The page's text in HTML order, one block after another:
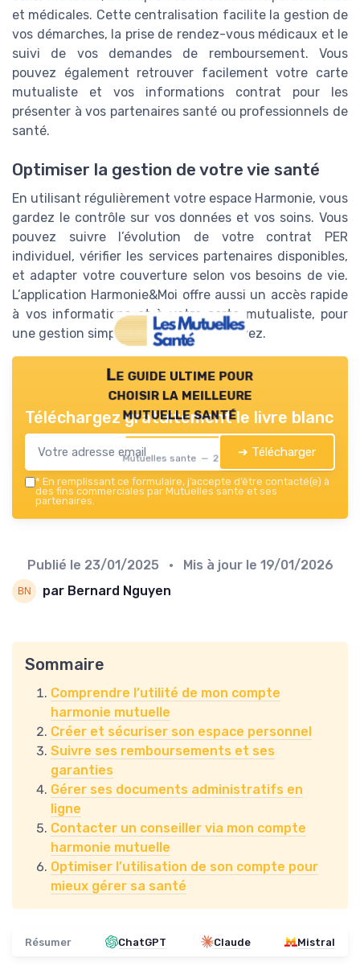
et médicales. Cette centralisation facilite la gestion de
vos démarches, la prise de rendez-vous médicaux et le
suivi de vos demandes de remboursement. Vous
pouvez également retrouver facilement votre carte
mutualiste et vos informations contrat pour les
présenter à vos partenaires santé ou professionnels de
santé.
Optimiser la gestion de votre vie santé
En utilisant régulièrement votre espace Harmonie, vous
gardez le contrôle sur vos données et vos soins. Vous
pouvez suivre l’évolution de votre contrat PER
individuel, vérifier les services partenaires disponibles,
et adapter votre couverture selon vos besoins de vie.
L’application Harmonie&Moi offre aussi un accès rapide
à vos informations et à votre carte mutualiste, pour
une gestion simplifiée, où que vous soyez.
Le guide ultime pour
choisir la meilleure
mutuelle santé
Mutuelles sante — 2026
Téléchargez gratuitement le livre blanc
➔ Télécharger
* En remplissant ce formulaire, j’accepte d’être contacté(e) à
des fins commerciales par Mutuelles sante et ses
partenaires.
Publié le 23/01/2025 • Mis à jour le 19/01/2026
par Bernard Nguyen
Sommaire
Comprendre l’utilité de mon compte
harmonie mutuelle
Créer et sécuriser son espace personnel
Suivre ses remboursements et ses
garanties
Gérer ses documents administratifs en
ligne
Contacter un conseiller via mon compte
harmonie mutuelle
Optimiser l’utilisation de son compte pour
mieux gérer sa santé
Résumer ChatGPT Claude Mistral